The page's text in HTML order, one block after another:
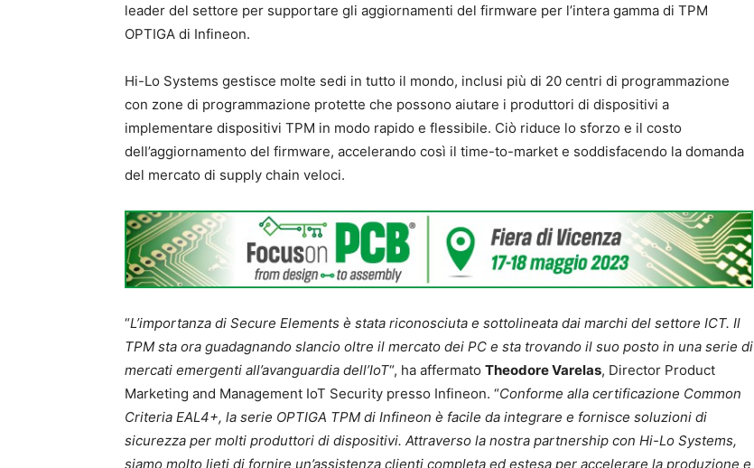
leader del settore per supportare gli aggiornamenti del firmware per l’intera gamma di TPM
OPTIGA di Infineon.
Hi-Lo Systems gestisce molte sedi in tutto il mondo, inclusi più di 20 centri di programmazione
con zone di programmazione protette che possono aiutare i produttori di dispositivi a
implementare dispositivi TPM in modo rapido e flessibile. Ciò riduce lo sforzo e il costo
dell’aggiornamento del firmware, accelerando così il time-to-market e soddisfacendo la domanda
del mercato di supply chain veloci.
“L’importanza di Secure Elements è stata riconosciuta e sottolineata dai marchi del settore ICT. Il
TPM sta ora guadagnando slancio oltre il mercato dei PC e sta trovando il suo posto in una serie di
mercati emergenti all’avanguardia dell’IoT“, ha affermato Theodore Varelas, Director Product
Marketing and Management IoT Security presso Infineon. “Conforme alla certificazione Common
Criteria EAL4+, la serie OPTIGA TPM di Infineon è facile da integrare e fornisce soluzioni di
sicurezza per molti produttori di dispositivi. Attraverso la nostra partnership con Hi-Lo Systems,
siamo molto lieti di fornire un’assistenza clienti completa ed estesa per accelerare la produzione e